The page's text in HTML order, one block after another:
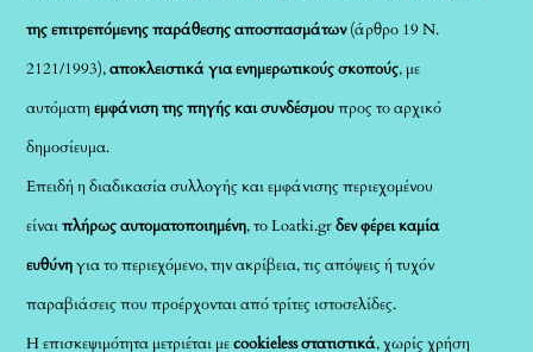
της επιτρεπόμενης παράθεσης αποσπασμάτων(άρθρο 19 Ν.
2121/1993),αποκλειστικά για ενημερωτικούς σκοπούς, με
αυτόματηεμφάνιση της πηγής και συνδέσμουπρος το αρχικό
δημοσίευμα.
Επειδή η διαδικασία συλλογής και εμφάνισης περιεχομένου
είναιπλήρως αυτοματοποιημένη, το Loatki.grδεν φέρει καμία
ευθύνηγια το περιεχόμενο, την ακρίβεια, τις απόψεις ή τυχόν
παραβιάσεις που προέρχονται από τρίτες ιστοσελίδες.
Η επισκεψιμότητα μετριέται μεcookieless στατιστικά, χωρίς χρήση